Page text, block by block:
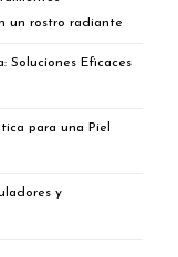
un rostro radiante
Soluciones Eficaces
para una Piel
y